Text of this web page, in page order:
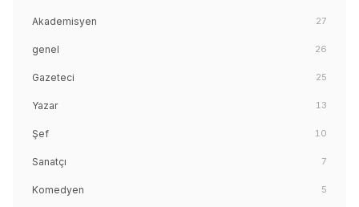
Akademisyen 27
genel 26
Gazeteci 25
Yazar 13
Şef 10
Sanatçı 7
Komedyen 5